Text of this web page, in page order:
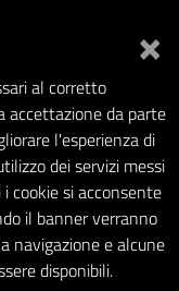
×
al corretto
accettazione da parte
l'esperienza di
dei servizi messi
cookie si acconsente
il banner verranno
navigazione e alcune
disponibili.